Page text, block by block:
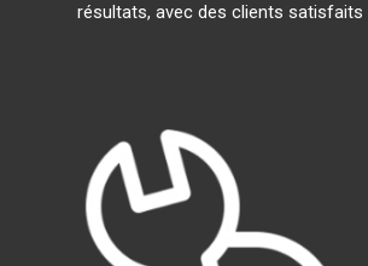
résultats, avec des clients